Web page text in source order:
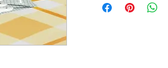
Apprentissage ;